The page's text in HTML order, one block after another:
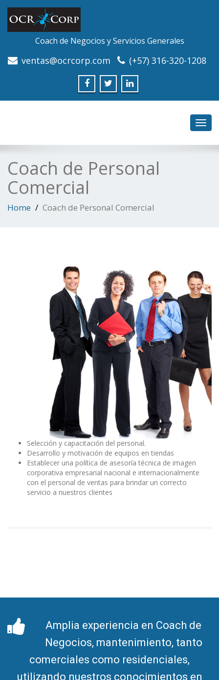
Coach de Negocios y Servicios Generales
ventas@ocrcorp.com (+57) 316-320-1208
Coach de Personal
Comercial
Home Coach de Personal Comercial
Selección y capacitación del personal.
Desarrollo y motivación de equipos en tiendas
Establecer una política de asesoría técnica de imagen
corporativa empresarial nacional e internacionalmente
con el personal de ventas para brindar un correcto
servicio a nuestros clientes
Amplia experiencia en Coach de
Negocios, mantenimiento, tanto
comerciales como residenciales,
utilizando nuestros conocimientos en